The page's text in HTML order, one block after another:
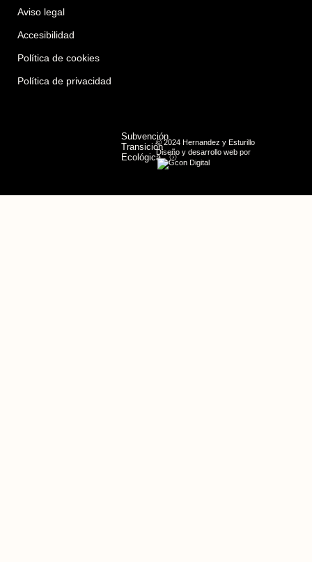
Aviso legal
Accesibilidad
Política de cookies
Política de privacidad
Subvención
Transición
Ecológica
© 2024 Hernandez y Esturillo
Diseño y desarrollo web por